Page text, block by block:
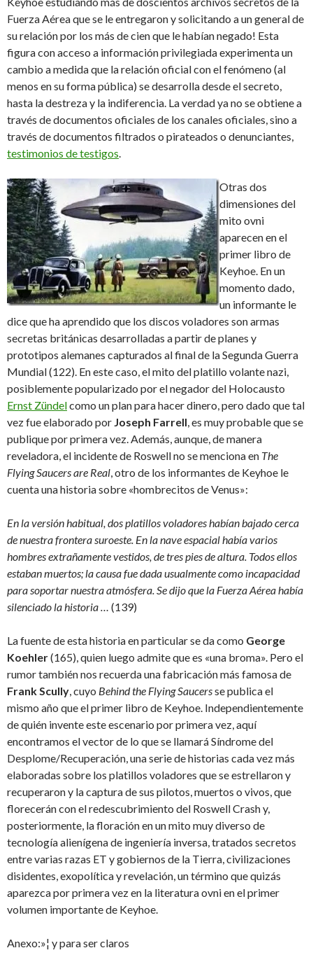
Fuerza Aérea que se le entregaron y solicitando a un general de
su relación por los más de cien que le habían negado! Esta
figura con acceso a información privilegiada experimenta un
cambio a medida que la relación oficial con el fenómeno (al
menos en su forma pública) se desarrolla desde el secreto,
hasta la destreza y la indiferencia. La verdad ya no se obtiene a
través de documentos oficiales de los canales oficiales, sino a
través de documentos filtrados o pirateados o denunciantes,
testimonios de testigos.
Otras dos
dimensiones del
mito ovni
aparecen en el
primer libro de
Keyhoe. En un
momento dado,
un informante le
dice que ha aprendido que los discos voladores son armas
secretas británicas desarrolladas a partir de planes y
prototipos alemanes capturados al final de la Segunda Guerra
Mundial (122). En este caso, el mito del platillo volante nazi,
posiblemente popularizado por el negador del Holocausto
Ernst Zündelcomo un plan para hacer dinero, pero dado que tal
vez fue elaborado por Joseph Farrell, es muy probable que se
publique por primera vez. Además, aunque, de manera
reveladora, el incidente de Roswell no se menciona en The
Flying Saucers are Real, otro de los informantes de Keyhoe le
cuenta una historia sobre «hombrecitos de Venus»:
En la versión habitual, dos platillos voladores habían bajado cerca
de nuestra frontera suroeste. En la nave espacial había varios
hombres extrañamente vestidos, de tres pies de altura. Todos ellos
estaban muertos; la causa fue dada usualmente como incapacidad
para soportar nuestra atmósfera. Se dijo que la Fuerza Aérea había
silenciado la historia … (139)
La fuente de esta historia en particular se da como George
Koehler(165), quien luego admite que es «una broma». Pero el
rumor también nos recuerda una fabricación más famosa de
Frank Scully, cuyo Behind the Flying Saucersse publica el
mismo año que el primer libro de Keyhoe. Independientemente
de quién invente este escenario por primera vez, aquí
encontramos el vector de lo que se llamará Síndrome del
Desplome/Recuperación, una serie de historias cada vez más
elaboradas sobre los platillos voladores que se estrellaron y
recuperaron y la captura de sus pilotos, muertos o vivos, que
florecerán con el redescubrimiento del Roswell Crash y,
posteriormente, la floración en un mito muy diverso de
tecnología alienígena de ingeniería inversa, tratados secretos
entre varias razas ET y gobiernos de la Tierra, civilizaciones
disidentes, exopolítica y revelación, un término que quizás
aparezca por primera vez en la literatura ovni en el primer
volumen importante de Keyhoe.
Anexo:»¦ y para ser claros